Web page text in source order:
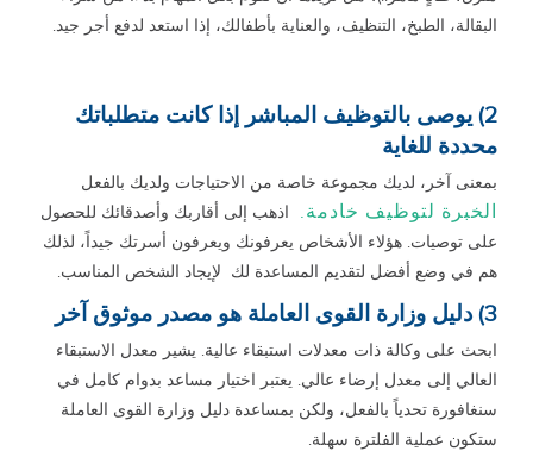
البقالة، الطبخ، التنظيف، والعناية بأطفالك، إذا استعد لدفع أجر جيد.
2) يوصى بالتوظيف المباشر إذا كانت متطلباتك
محددة للغاية
بمعنى آخر، لديك مجموعة خاصة من الاحتياجات ولديك بالفعل
الخبرة لتوظيف خادمة.
اذهب إلى أقاربك وأصدقائك للحصول
على توصيات. هؤلاء الأشخاص يعرفونك ويعرفون أسرتك جيداً، لذلك
هم في وضع أفضل لتقديم المساعدة لك لإيجاد الشخص المناسب.
3) دليل وزارة القوى العاملة هو مصدر موثوق آخر
ابحث على وكالة ذات معدلات استبقاء عالية. يشير معدل الاستبقاء
العالي إلى معدل إرضاء عالي. يعتبر اختيار مساعد بدوام كامل في
سنغافورة تحدياً بالفعل، ولكن بمساعدة دليل وزارة القوى العاملة
ستكون عملية الفلترة سهلة.